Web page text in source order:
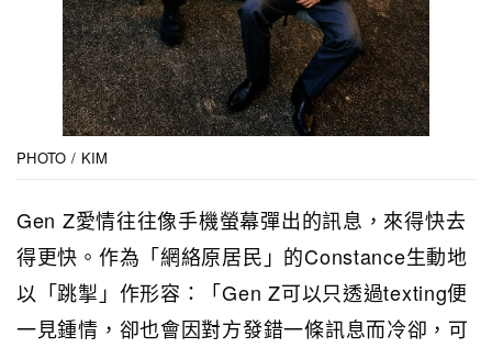
PHOTO / KIM
Gen Z愛情往往像手機螢幕彈出的訊息，來得快去
得更快。作為「網絡原居民」的Constance生動地
以「跳掣」作形容：「Gen Z可以只透過texting便
一見鍾情，卻也會因對方發錯一條訊息而冷卻，可